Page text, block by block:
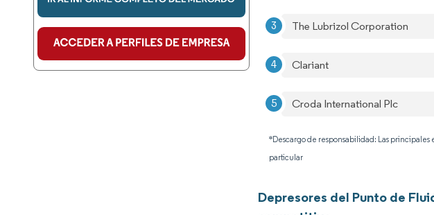
The Lubrizol Corporation
Clariant
Croda International Plc
*Descargo de responsabilidad: Las principales
particular
Depresores del Punto de